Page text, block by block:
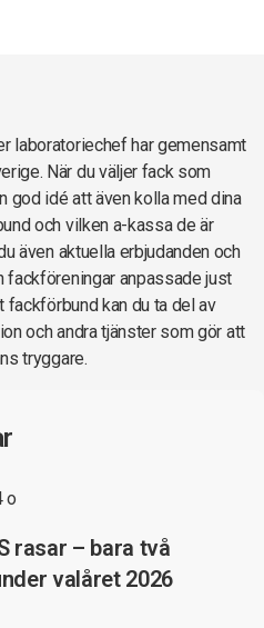
laboratoriechef har gemensamt
När du väljer fack som
god idé att även kolla med dina
och vilken a-kassa de är
även aktuella erbjudanden och
fackföreningar anpassade just
kan du ta del av
och andra tjänster som gör att
tryggare.
rasar – bara två
valåret 2026